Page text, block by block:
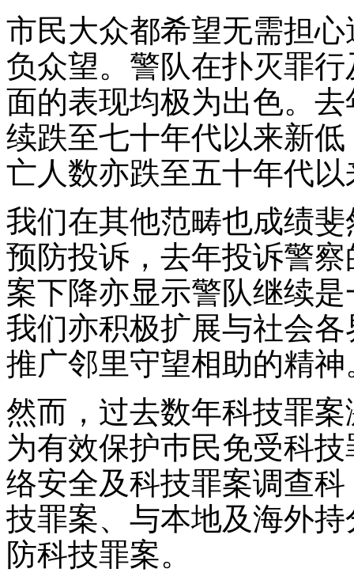
市民大众都希望无需担
负众望。警队在扑灭罪
面的表现均极为出色。
续跌至七十年代以来新
亡人数亦跌至五十年代
我们在其他范畴也成绩
预防投诉，去年投诉警
案下降亦显示警队继续
我们亦积极扩展与社会
推广邻里守望相助的精神
然而，过去数年科技罪
为有效保护巿民免受科
络安全及科技罪案调查
技罪案、与本地及海外
防科技罪案。